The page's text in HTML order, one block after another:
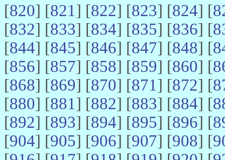
[820] [821] [822] [823] [824] [
[832] [833] [834] [835] [836] [
[844] [845] [846] [847] [848] [
[856] [857] [858] [859] [860] [
[868] [869] [870] [871] [872] [
[880] [881] [882] [883] [884] [
[892] [893] [894] [895] [896] [
[904] [905] [906] [907] [908] [